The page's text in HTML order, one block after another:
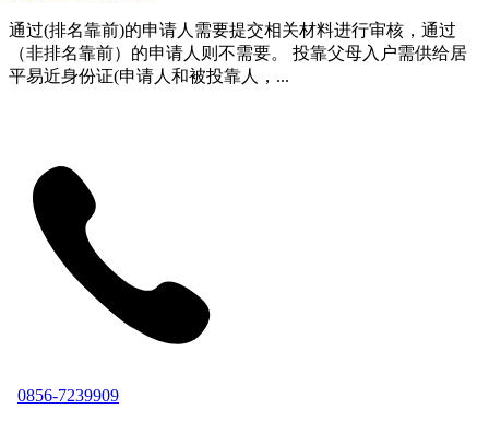
通过(排名靠前)的申请人需要提交相关材料进行审核，通过
（非排名靠前）的申请人则不需要。 投靠父母入户需供给居
平易近身份证(申请人和被投靠人，...
0856-7239909